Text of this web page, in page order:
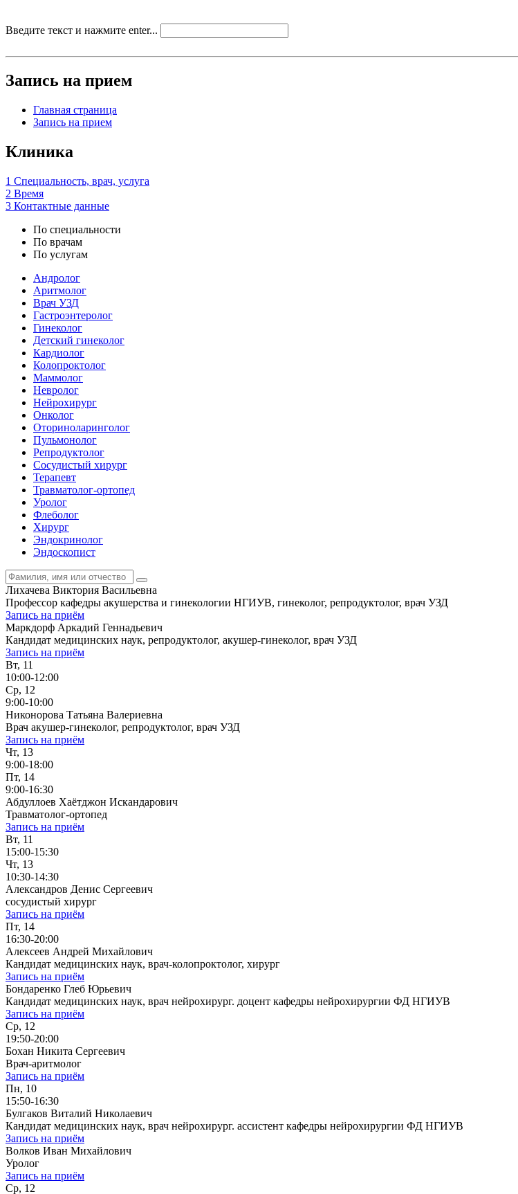
Введите текст и нажмите enter...
Запись на прием
Главная страница
Запись на прием
Клиника
1 Специальность, врач, услуга
2 Время
3 Контактные данные
По специальности
По врачам
По услугам
Андролог
Аритмолог
Врач УЗД
Гастроэнтеролог
Гинеколог
Детский гинеколог
Кардиолог
Колопроктолог
Маммолог
Невролог
Нейрохирург
Онколог
Оториноларинголог
Пульмонолог
Репродуктолог
Сосудистый хирург
Терапевт
Травматолог-ортопед
Уролог
Флеболог
Хирург
Эндокринолог
Эндоскопист
Лихачева Виктория Васильевна
Профессор кафедры акушерства и гинекологии НГИУВ, гинеколог, репродуктолог, врач УЗД
Запись на приём
Маркдорф Аркадий Геннадьевич
Кандидат медицинских наук, репродуктолог, акушер-гинеколог, врач УЗД
Запись на приём
Вт, 11
10:00-12:00
Ср, 12
9:00-10:00
Никонорова Татьяна Валериевна
Врач акушер-гинеколог, репродуктолог, врач УЗД
Запись на приём
Чт, 13
9:00-18:00
Пт, 14
9:00-16:30
Абдуллоев Хаётджон Искандарович
Травматолог-ортопед
Запись на приём
Вт, 11
15:00-15:30
Чт, 13
10:30-14:30
Александров Денис Сергеевич
сосудистый хирург
Запись на приём
Пт, 14
16:30-20:00
Алексеев Андрей Михайлович
Кандидат медицинских наук, врач-колопроктолог, хирург
Запись на приём
Бондаренко Глеб Юрьевич
Кандидат медицинских наук, врач нейрохирург. доцент кафедры нейрохирургии ФД НГИУВ
Запись на приём
Ср, 12
19:50-20:00
Бохан Никита Сергеевич
Врач-аритмолог
Запись на приём
Пн, 10
15:50-16:30
Булгаков Виталий Николаевич
Кандидат медицинских наук, врач нейрохирург. ассистент кафедры нейрохирургии ФД НГИУВ
Запись на приём
Волков Иван Михайлович
Уролог
Запись на приём
Ср, 12